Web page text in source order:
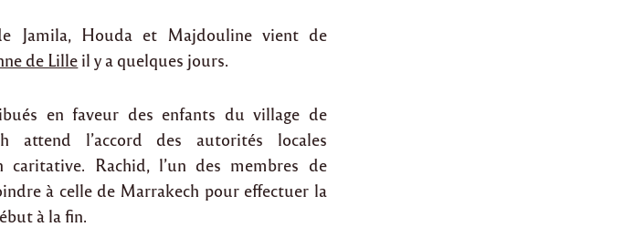
Jamila, Houda et Majdouline vient de
de Lille il y a quelques jours.
en faveur des enfants du village de
attend l’accord des autorités locales
caritative. Rachid, l’un des membres de
à celle de Marrakech pour effectuer la
à la fin.